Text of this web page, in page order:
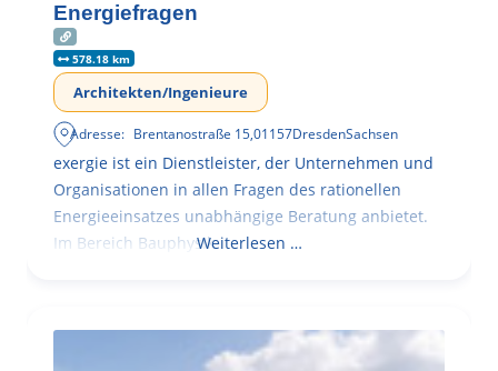
Energiefragen
578.18 km
Architekten/Ingenieure
Adresse: Brentanostraße 15,01157DresdenSachsen
exergie ist ein Dienstleister, der Unternehmen und
Organisationen in allen Fragen des rationellen
Energieeinsatzes unabhängige Beratung anbietet.
Im Bereich BauphysikWeiterlesen …